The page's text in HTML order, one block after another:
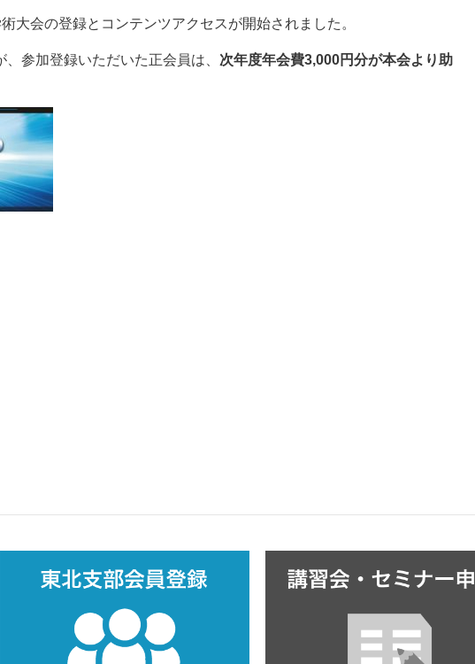
大会の登録とコンテンツアクセスが開始されました。
参加登録いただいた正会員は、 次年度年会費3,000円分が本会より助